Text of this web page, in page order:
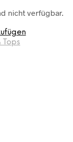
nicht verfügbar.
Tops